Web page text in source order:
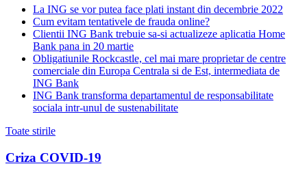
La ING se vor putea face plati instant din decembrie 2022
Cum evitam tentativele de frauda online?
Clientii ING Bank trebuie sa-si actualizeze aplicatia Home
Bank pana in 20 martie
Obligatiunile Rockcastle, cel mai mare proprietar de centre
comerciale din Europa Centrala si de Est, intermediata de
ING Bank
ING Bank transforma departamentul de responsabilitate
sociala intr-unul de sustenabilitate
Toate stirile
Criza COVID-19